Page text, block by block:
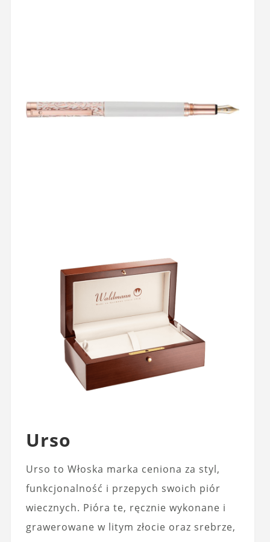
Urso
Urso to Włoska marka ceniona za styl,
funkcjonalność i przepych swoich piór
wiecznych. Pióra te, ręcznie wykonane i
grawerowane w litym złocie oraz srebrze,